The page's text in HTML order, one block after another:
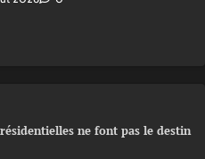
ne font pas le destin